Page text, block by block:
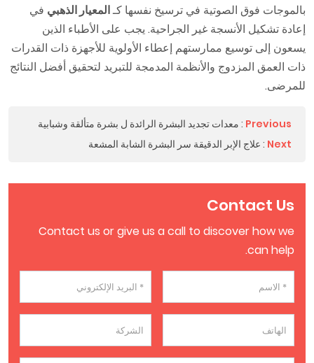
بالموجات فوق الصوتية في ترسيخ نفسها كـالمعيار الذهبي في
إعادة تشكيل الأنسجة غير الجراحية. يجب على الأطباء الذين
يسعون إلى توسيع ممارستهم إعطاء الأولوية للأجهزة ذات القدرات
ذات العمق المزدوج والأنظمة المدمجة للتبريد لتحقيق أفضل النتائج
للمرضى.
Previous
: معدات تجديد البشرة الرائدة ل بشرة متألقة وشبابية
Next
: علاج الإبر الدقيقة سر البشرة الشابة المشعة
Contact Us
Contact us or give us a call to discover how we
can help.